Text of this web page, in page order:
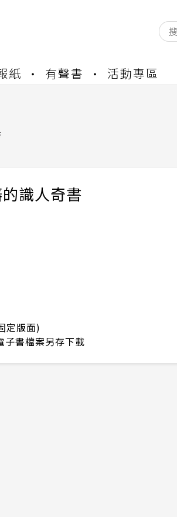
紙 有聲書 活動專區
停部分閱讀服務
詢
停部分閱讀服務
識人奇書
定版面)
子書檔案另存下載